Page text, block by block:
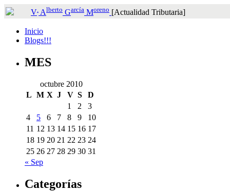
V. Alberto García Moreno [Actualidad Tributaria]
Inicio
Blogs!!!
MES
octubre 2010
L M X J V S
D
1
2
3
4
5 6 7 8 9
10
11 12 13 14 15 16 17
18 19 20 21 22 23 24
25 26 27 28 29 30 31
« Sep
Categorías